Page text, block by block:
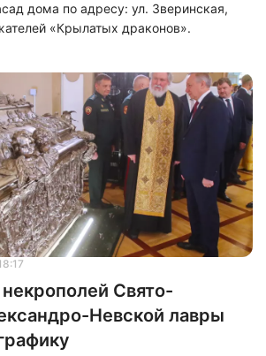
дома по адресу: ул. Зверинская,
«Крылатых драконов».
Свято-
Невской лавры